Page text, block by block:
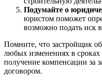
Подумайте о
юристом поможет
возможно подать иск
Помните, что застройщик
любых изменениях в сроках
получение компенсации за
договором.